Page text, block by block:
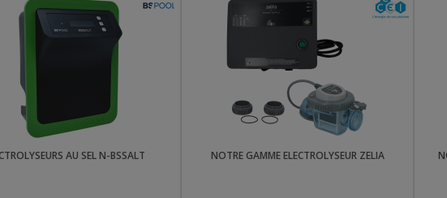
AU SEL N-BSSALT NOTRE GAMME ELECTROLYSEUR ZELIA